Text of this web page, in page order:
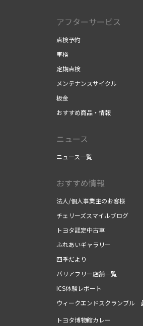
アフターサービス
点検予約
車検
定期点検
メンテナンスサイクル
板金
おすすめ商品・情報
ニュース
ニュース一覧
おすすめ情報
法人/個人事業主のお客様
チェリーズスマイルブログ
トヨタ認定中古車
ふれあいギャラリー
四季だより
バリアフリー店舗一覧
ICS体験レポート
ウィークエンドスクランブル
トヨタ博物館カレー